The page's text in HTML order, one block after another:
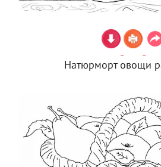
Натюрморт овощи